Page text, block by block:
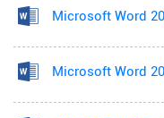
Microsoft Word
Microsoft Word